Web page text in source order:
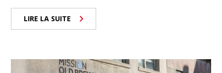
LIRE LA SUITE